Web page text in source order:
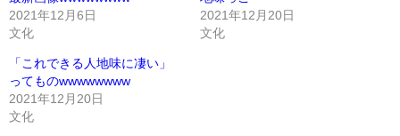
2021年12月6日
文化
2021年12月20日
文化
「これできる人地味に凄い」
ってものwwwwwwww
2021年12月20日
文化